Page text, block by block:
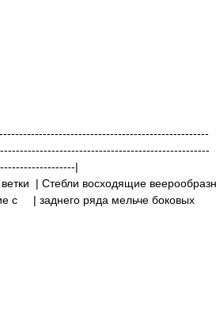
|
| Стебли восходящие
с
| заднего